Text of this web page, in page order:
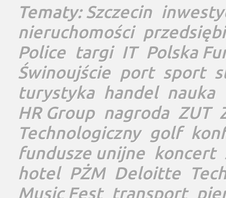
Tematy:Szczecin
nieruchomości
Police targi IT Polska
Świnoujście port sport
turystyka handel nauka
HR Group nagroda ZUT
Technologiczny golf
fundusze unijne koncert
hotel PŻM Deloitte
Music Fest transport